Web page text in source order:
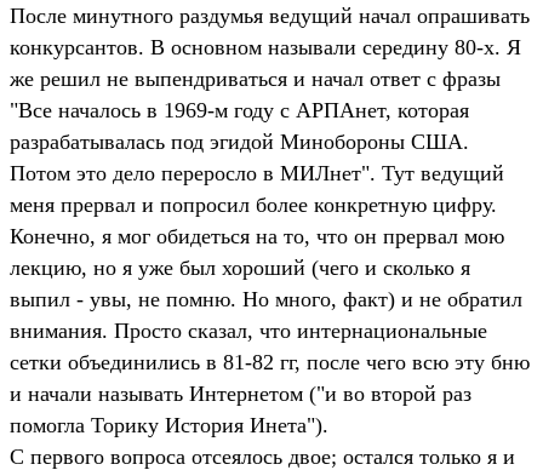
После минутного раздумья ведущий начал опрашивать
конкурсантов. В основном называли середину 80-х. Я
же решил не выпендриваться и начал ответ с фразы
"Все началось в 1969-м году с АРПАнет, которая
разрабатывалась под эгидой Минобороны США.
Потом это дело переросло в МИЛнет". Тут ведущий
меня прервал и попросил более конкретную цифру.
Конечно, я мог обидеться на то, что он прервал мою
лекцию, но я уже был хороший (чего и сколько я
выпил - увы, не помню. Но много, факт) и не обратил
внимания. Просто сказал, что интернациональные
сетки объединились в 81-82 гг, после чего всю эту бню
и начали называть Интернетом ("и во второй раз
помогла Торику История Инета").
С первого вопроса отсеялось двое; остался только я и